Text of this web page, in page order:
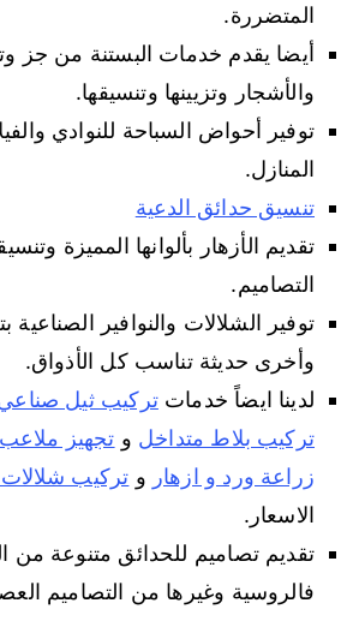
المتضررة.
أيضا يقدم خدمات البستنة من جز
والأشجار وتزيينها وتنسيقها.
توفير أحواض السباحة للنوادي
المنازل.
تنسيق حدائق الدعية
تقديم الأزهار بألوانها المميزة
التصاميم.
توفير الشلالات والنوافير الصناعية
وأخرى حديثة تناسب كل الأذواق.
لدينا ايضاً خدماتتركيب ثيل
تركيب بلاط متداخل و تجهيز ملاعب
زراعة ورد و ازهار و تركيب شلالات
الاسعار.
تقديم تصاميم للحدائق متنوعة من
فالروسية وغيرها من التصاميم